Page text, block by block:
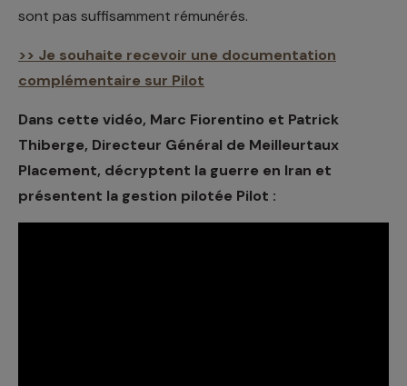
sont pas suffisamment rémunérés.
>> Je souhaite recevoir une documentation
complémentaire sur Pilot
Dans cette vidéo, Marc Fiorentino et Patrick
Thiberge, Directeur Général de Meilleurtaux
Placement, décryptent la guerre en Iran et
présentent la gestion pilotée Pilot :